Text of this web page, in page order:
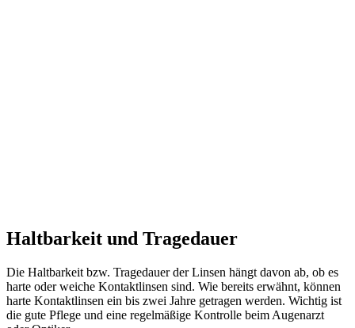
Haltbarkeit und Tragedauer
Die Haltbarkeit bzw. Tragedauer der Linsen hängt davon ab, ob es
harte oder weiche Kontaktlinsen sind. Wie bereits erwähnt, können
harte Kontaktlinsen ein bis zwei Jahre getragen werden. Wichtig ist
die gute Pflege und eine regelmäßige Kontrolle beim Augenarzt